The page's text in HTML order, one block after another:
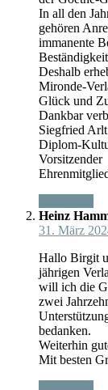
In all den
gehören
immanente
Deshalb
Mironde-
Glück und
Dankbar
Siegfried Arlt
Diplom-
Vorsitzender
Heinz
31. März
Hallo Birgit
jährigen
will ich die
zwei
bedanken.
Weiterhin
Mit besten